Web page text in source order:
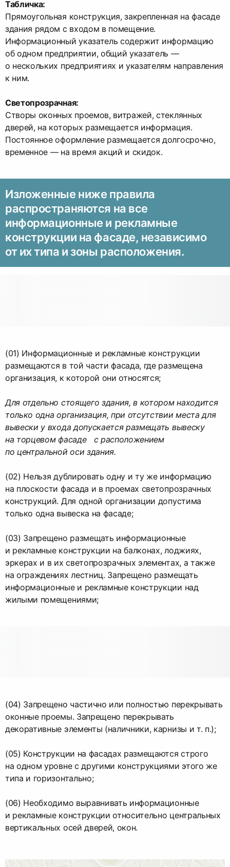
Табличка:
Прямоугольная конструкция, закрепленная на фасаде
здания рядом с входом в помещение.
Информационный указатель содержит информацию
об одном предприятии, общий указатель —
о нескольких предприятиях и указателям направления
к ним.
Светопрозрачная:
Створы оконных проемов, витражей, стеклянных
дверей, на которых размещается информация.
Постоянное оформление размещается долгосрочно,
временное — на время акций и скидок.
Изложенные ниже правила
распространяются на все
информационные и рекламные
конструкции на фасаде, независимо
от их типа и зоны расположения.
(01) Информационные и рекламные конструкции
размещаются в той части фасада, где размещена
организация, к которой они относятся;
Для отдельно стоящего здания, в котором находится
только одна организация, при отсутствии места для
вывески у входа допускается размещать вывеску
на торцевом фасаде с расположением
по центральной оси здания.
(02) Нельзя дублировать одну и ту же информацию
на плоскости фасада и в проемах светопрозрачных
конструкций. Для одной организации допустима
только одна вывеска на фасаде;
(03) Запрещено размещать информационные
и рекламные конструкции на балконах, лоджиях,
эркерах и в их светопрозрачных элементах, а также
на ограждениях лестниц. Запрещено размещать
информационные и рекламные конструкции над
жилыми помещениями;
(04) Запрещено частично или полностью перекрывать
оконные проемы. Запрещено перекрывать
декоративные элементы (наличники, карнизы и т. п.);
(05) Конструкции на фасадах размещаются строго
на одном уровне с другими конструкциями этого же
типа и горизонтально;
(06) Необходимо выравнивать информационные
и рекламные конструкции относительно центральных
вертикальных осей дверей, окон.